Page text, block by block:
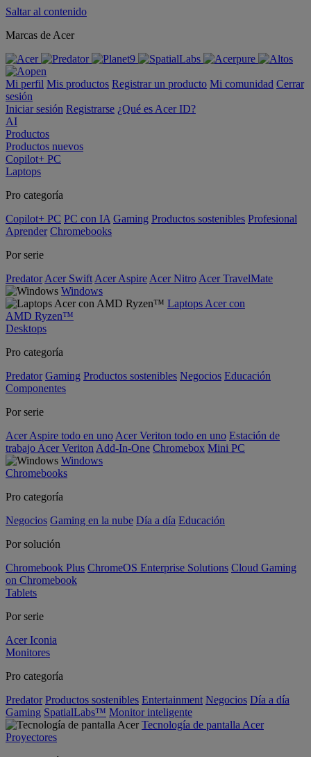
Saltar al contenido
Marcas de Acer
Mi perfil Mis productos Registrar un producto Mi comunidad Cerrar
sesión
Iniciar sesión Registrarse ¿Qué es Acer ID?
AI
Productos
Productos nuevos
Copilot+ PC
Laptops
Pro categoría
Copilot+ PC PC con IA Gaming Productos sostenibles Profesional
Aprender Chromebooks
Por serie
Predator Acer Swift Acer Aspire Acer Nitro Acer TravelMate
Windows
Laptops Acer con
AMD Ryzen™
Desktops
Pro categoría
Predator Gaming Productos sostenibles Negocios Educación
Componentes
Por serie
Acer Aspire todo en uno Acer Veriton todo en uno Estación de
trabajo Acer Veriton Add-In-One Chromebox Mini PC
Windows
Chromebooks
Pro categoría
Negocios Gaming en la nube Día a día Educación
Por solución
Chromebook Plus ChromeOS Enterprise Solutions Cloud Gaming
on Chromebook
Tablets
Por serie
Acer Iconia
Monitores
Pro categoría
Predator Productos sostenibles Entertainment Negocios Día a día
Gaming SpatialLabs™ Monitor inteligente
Tecnología de pantalla Acer
Proyectores